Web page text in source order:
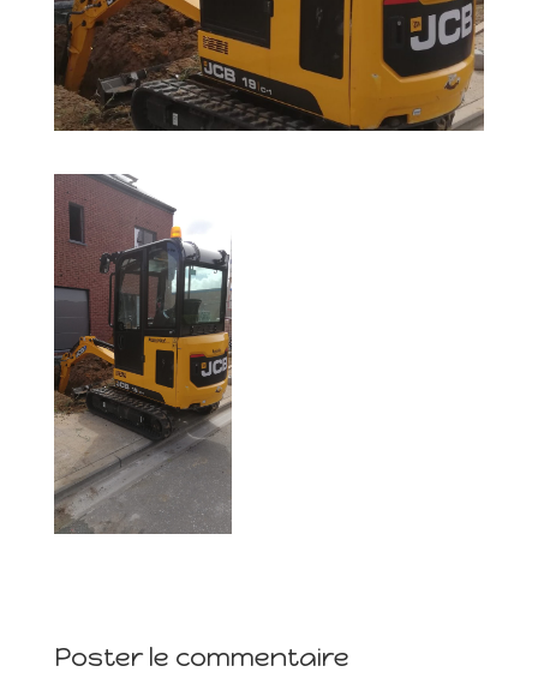
Poster le commentaire